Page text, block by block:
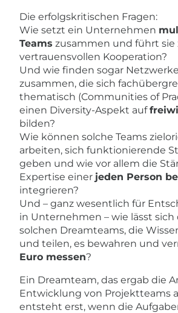
Die erfolgskritischen Fragen:
Wie setzt ein Unternehmen
Teams zusammen und führt sie
vertrauensvollen Kooperation?
Und wie finden sogar
zusammen, die sich
thematisch (Communities of
einen Diversity-Aspekt auf
bilden?
Wie können solche Teams
arbeiten, sich funktionierende
geben und wie vor allem die
Expertise einer jeden Person
integrieren?
Und – ganz wesentlich für
in Unternehmen – wie lässt sich
solchen Dreamteams, die
und teilen, es bewahren und
Euro messen?
Ein Dreamteam, das ergab die
Entwicklung von Projektteams
entsteht erst, wenn die